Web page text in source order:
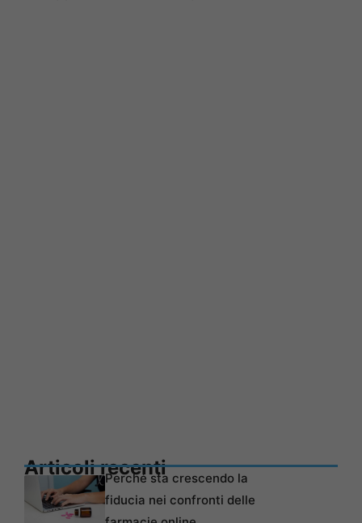
Articoli recentiPerché sta crescendo la
fiducia nei confronti delle